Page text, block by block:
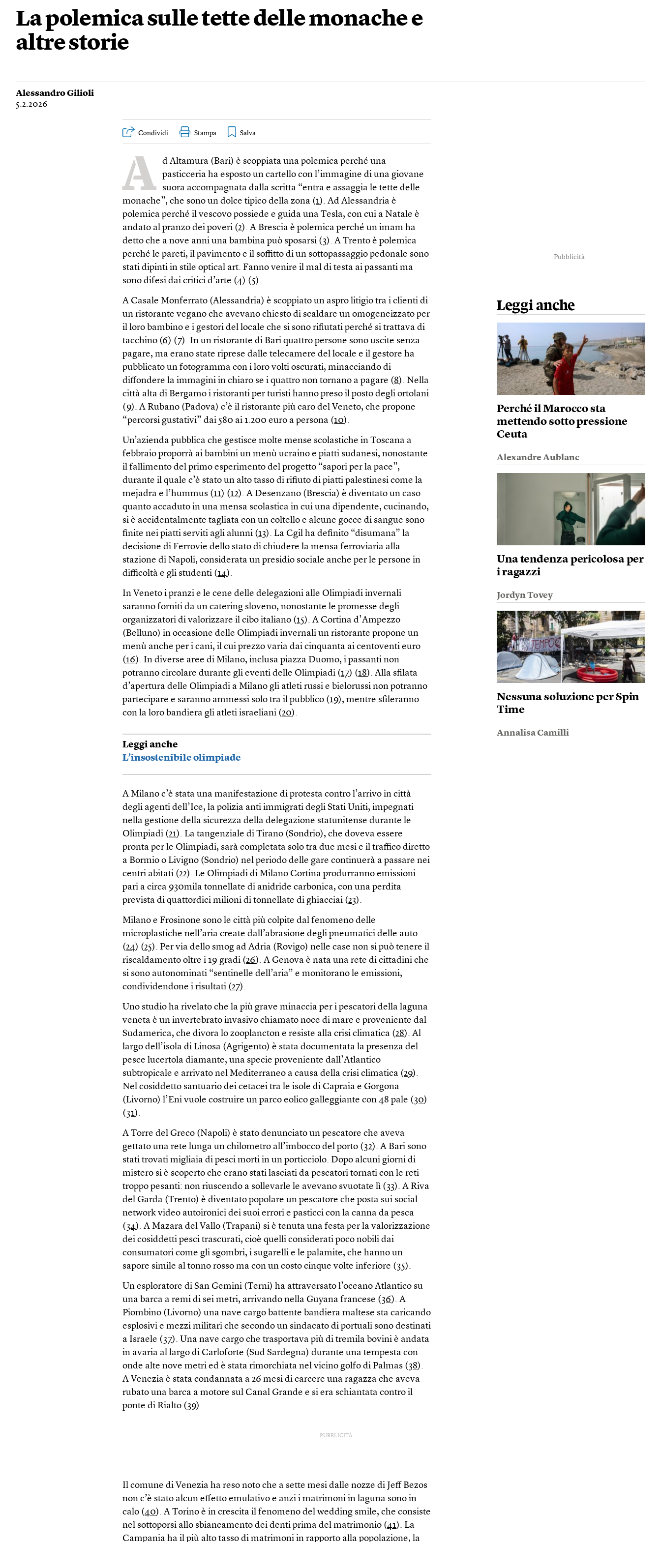
La polemica sulle tette delle monache e
altre storie
Alessandro Gilioli
5.2.2026
Condividi Stampa
A
d Altamura (Bari) è scoppiata una polemica perché una
pasticceria ha esposto un cartello con l’immagine di una giovane
suora accompagnata dalla scritta “entra e assaggia le tette delle
monache”, che sono un dolce tipico della zona (1). Ad Alessandria è
polemica perché il vescovo possiede e guida una Tesla, con cui a Natale è
andato al pranzo dei poveri (2). A Brescia è polemica perché un imam ha
detto che a nove anni una bambina può sposarsi ( 3). A Trento è polemica
perché le pareti, il pavimento e il soffitto di un sottopassaggio pedonale sono
stati dipinti in stile optical art. Fanno venire il mal di testa ai passanti ma
sono difesi dai critici d’arte (4) ( 5).
A Casale Monferrato (Alessandria) è scoppiato un aspro litigio tra i clienti di
un ristorante vegano che avevano chiesto di scaldare un omogeneizzato per
il loro bambino e i gestori del locale che si sono rifiutati perché si trattava di
tacchino (6) ( 7). In un ristorante di Bari quattro persone sono uscite senza
pagare, ma erano state riprese dalle telecamere del locale e il gestore ha
pubblicato un fotogramma con i loro volti oscurati, minacciando di
diffondere la immagini in chiaro se i quattro non tornano a pagare (8). Nella
città alta di Bergamo i ristoranti per turisti hanno preso il posto degli ortolani
( 9). A Rubano (Padova) c’è il ristorante più caro del Veneto, che propone
“percorsi gustativi” dai 580 ai 1.200 euro a persona (10).
Un’azienda pubblica che gestisce molte mense scolastiche in Toscana a
febbraio proporrà ai bambini un menù ucraino e piatti sudanesi, nonostante
il fallimento del primo esperimento del progetto “sapori per la pace”,
durante il quale c’è stato un alto tasso di rifiuto di piatti palestinesi come la
mejadra e l’hummus (11) (12). A Desenzano (Brescia) è diventato un caso
quanto accaduto in una mensa scolastica in cui una dipendente, cucinando,
si è accidentalmente tagliata con un coltello e alcune gocce di sangue sono
finite nei piatti serviti agli alunni (13). La Cgil ha definito “disumana” la
decisione di Ferrovie dello stato di chiudere la mensa ferroviaria alla
stazione di Napoli, considerata un presidio sociale anche per le persone in
difficoltà e gli studenti (14).
In Veneto i pranzi e le cene delle delegazioni alle Olimpiadi invernali
saranno forniti da un catering sloveno, nonostante le promesse degli
organizzatori di valorizzare il cibo italiano (15). A Cortina d’Ampezzo
(Belluno) in occasione delle Olimpiadi invernali un ristorante propone un
menù anche per i cani, il cui prezzo varia dai cinquanta ai centoventi euro
(16). In diverse aree di Milano, inclusa piazza Duomo, i passanti non
potranno circolare durante gli eventi delle Olimpiadi (17) (18). Alla sfilata
d’apertura delle Olimpiadi a Milano gli atleti russi e bielorussi non potranno
partecipare e saranno ammessi solo tra il pubblico (19), mentre sfileranno
con la loro bandiera gli atleti israeliani (20).
Leggi anche
L’insostenibile olimpiade
A Milano c’è stata una manifestazione di protesta contro l’arrivo in città
degli agenti dell’Ice, la polizia anti immigrati degli Stati Uniti, impegnati
nella gestione della sicurezza della delegazione statunitense durante le
Olimpiadi (21). La tangenziale di Tirano (Sondrio), che doveva essere
pronta per le Olimpiadi, sarà completata solo tra due mesi e il traffico diretto
a Bormio o Livigno (Sondrio) nel periodo delle gare continuerà a passare nei
centri abitati (22). Le Olimpiadi di Milano Cortina produrranno emissioni
pari a circa 930mila tonnellate di anidride carbonica, con una perdita
prevista di quattordici milioni di tonnellate di ghiacciai (23).
Milano e Frosinone sono le città più colpite dal fenomeno delle
microplastiche nell’aria create dall’abrasione degli pneumatici delle auto
(24) (25). Per via dello smog ad Adria (Rovigo) nelle case non si può tenere il
riscaldamento oltre i 19 gradi (26). A Genova è nata una rete di cittadini che
si sono autonominati “sentinelle dell’aria” e monitorano le emissioni,
condividendone i risultati (27).
Uno studio ha rivelato che la più grave minaccia per i pescatori della laguna
veneta è un invertebrato invasivo chiamato noce di mare e proveniente dal
Sudamerica, che divora lo zooplancton e resiste alla crisi climatica (28). Al
largo dell’isola di Linosa (Agrigento) è stata documentata la presenza del
pesce lucertola diamante, una specie proveniente dall’Atlantico
subtropicale e arrivato nel Mediterraneo a causa della crisi climatica (29).
Nel cosiddetto santuario dei cetacei tra le isole di Capraia e Gorgona
(Livorno) l’Eni vuole costruire un parco eolico galleggiante con 48 pale ( 30)
( 31).
A Torre del Greco (Napoli) è stato denunciato un pescatore che aveva
gettato una rete lunga un chilometro all’imbocco del porto ( 32). A Bari sono
stati trovati migliaia di pesci morti in un porticciolo. Dopo alcuni giorni di
mistero si è scoperto che erano stati lasciati da pescatori tornati con le reti
troppo pesanti: non riuscendo a sollevarle le avevano svuotate lì ( 33). A Riva
del Garda (Trento) è diventato popolare un pescatore che posta sui social
network video autoironici dei suoi errori e pasticci con la canna da pesca
( 34). A Mazara del Vallo (Trapani) si è tenuta una festa per la valorizzazione
dei cosiddetti pesci trascurati, cioè quelli considerati poco nobili dai
consumatori come gli sgombri, i sugarelli e le palamite, che hanno un
sapore simile al tonno rosso ma con un costo cinque volte inferiore ( 35).
Un esploratore di San Gemini (Terni) ha attraversato l’oceano Atlantico su
una barca a remi di sei metri, arrivando nella Guyana francese ( 36). A
Piombino (Livorno) una nave cargo battente bandiera maltese sta caricando
esplosivi e mezzi militari che secondo un sindacato di portuali sono destinati
a Israele ( 37). Una nave cargo che trasportava più di tremila bovini è andata
in avaria al largo di Carloforte (Sud Sardegna) durante una tempesta con
onde alte nove metri ed è stata rimorchiata nel vicino golfo di Palmas ( 38).
A Venezia è stata condannata a 26 mesi di carcere una ragazza che aveva
rubato una barca a motore sul Canal Grande e si era schiantata contro il
ponte di Rialto ( 39).
PUBBLICITÀ
Il comune di Venezia ha reso noto che a sette mesi dalle nozze di Jeff Bezos
non c’è stato alcun effetto emulativo e anzi i matrimoni in laguna sono in
calo (40). A Torino è in crescita il fenomeno del wedding smile, che consiste
nel sottoporsi allo sbiancamento dei denti prima del matrimonio (41). La
Campania ha il più alto tasso di matrimoni in rapporto alla popolazione, la
Pubblicità
Leggi anche
Perché il Marocco sta
mettendo sotto pressione
Ceuta
Alexandre Aublanc
Una tendenza pericolosa per
i ragazzi
Jordyn Tovey
Nessuna soluzione per Spin
Time
Annalisa Camilli